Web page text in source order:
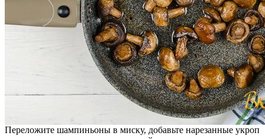
Переложите шампиньоны в миску, добавьте нарезанные укроп